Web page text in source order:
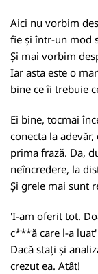
Aici nu vorbim
fie și într-un mod
Și mai vorbim
Iar asta este o
bine ce îi trebuie
Ei bine, tocmai
conecta la
prima frază. Da,
neîncredere, la
Și grele mai sunt
'I-am oferit tot.
c***ă care l-a
Dacă stați și
crezut ea. Atât!